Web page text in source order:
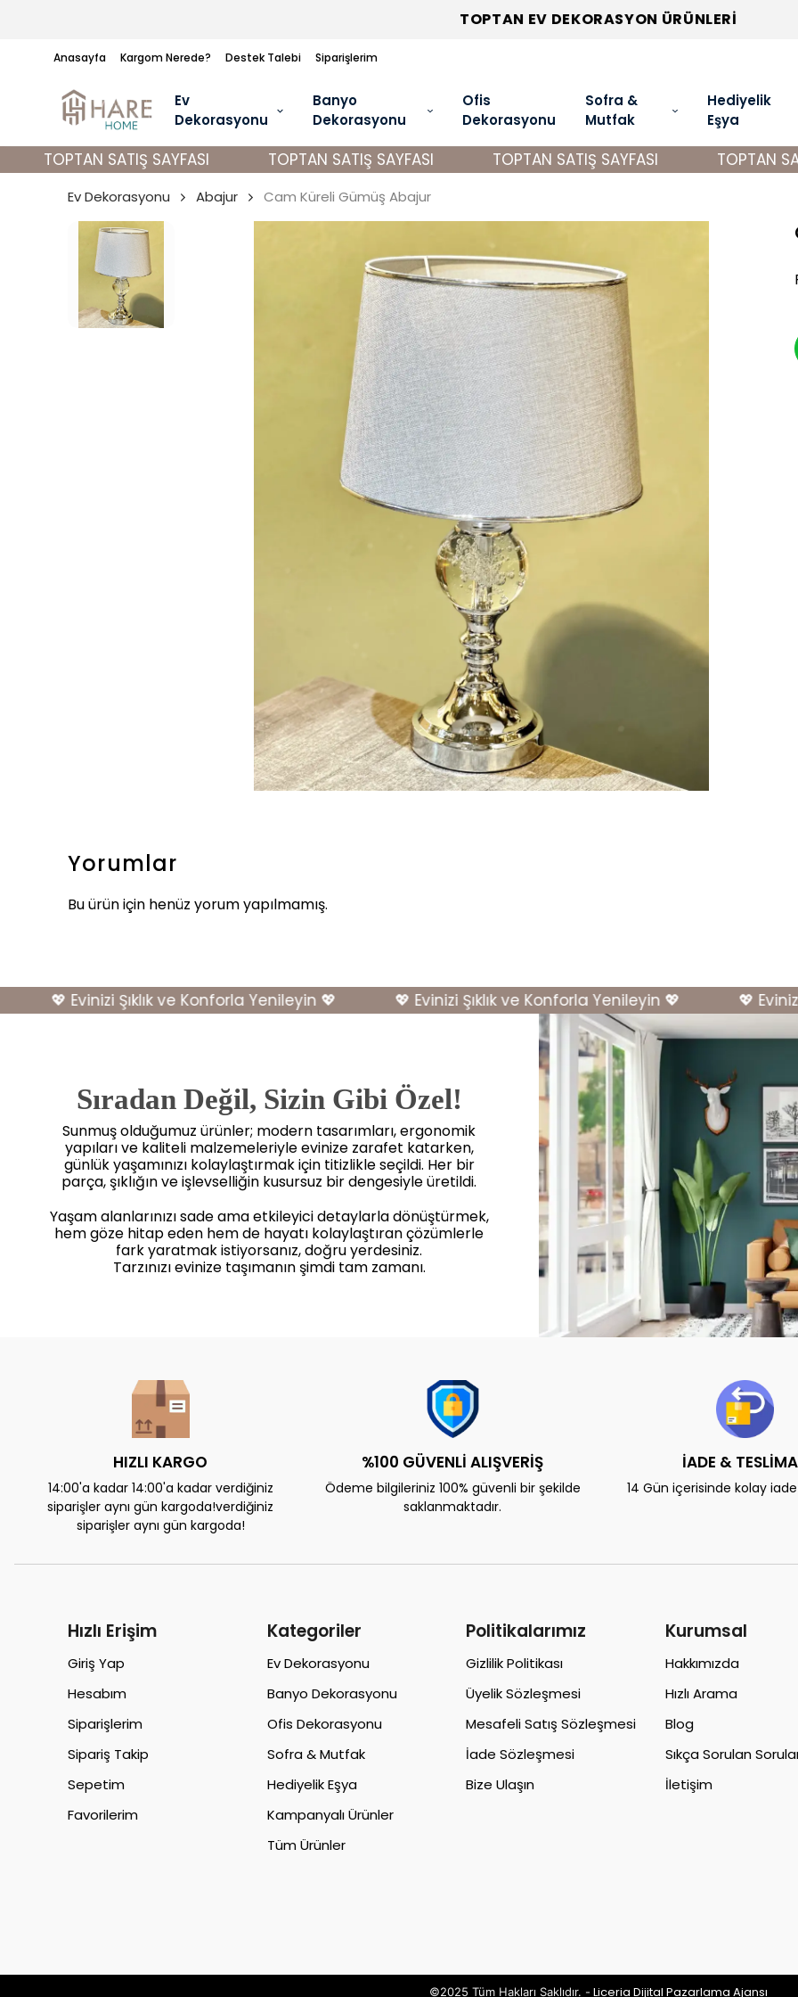
Anasayfa Kargom Nerede? Destek Talebi Siparişlerim
TOPTAN EV DEKORASYON ÜRÜNLERİ
Ev
Dekorasyonu
Banyo
Dekorasyonu
Ofis
Dekorasyonu
Sofra &
Mutfak
Hediyelik
Eşya
TOPTAN SATIŞ SAYFASI TOPTAN SATIŞ SAYFASI TOPTAN SATIŞ SAYFASI TOPTAN
Ev Dekorasyonu Abajur Cam Küreli Gümüş Abajur
Yorumlar
Bu ürün için henüz yorum yapılmamış.
💖 Evinizi Şıklık ve Konforla Yenileyin 💖 💖 Evinizi Şıklık ve Konforla Yenileyin 💖 💖 Evinizi
Sıradan Değil, Sizin Gibi Özel!
Sunmuş olduğumuz ürünler; modern tasarımları, ergonomik
yapıları ve kaliteli malzemeleriyle evinize zarafet katarken,
günlük yaşamınızı kolaylaştırmak için titizlikle seçildi. Her bir
parça, şıklığın ve işlevselliğin kusursuz bir dengesiyle üretildi.
Yaşam alanlarınızı sade ama etkileyici detaylarla dönüştürmek,
hem göze hitap eden hem de hayatı kolaylaştıran çözümlerle
fark yaratmak istiyorsanız, doğru yerdesiniz.
Tarzınızı evinize taşımanın şimdi tam zamanı.
HIZLI KARGO
14:00'a kadar 14:00'a kadar verdiğiniz
siparişler aynı gün kargoda!verdiğiniz
siparişler aynı gün kargoda!
%100 GÜVENLİ ALIŞVERİŞ
Ödeme bilgileriniz 100% güvenli bir şekilde
saklanmaktadır.
İADE &
14 Gün içerisinde kolay
Hızlı Erişim
Giriş Yap
Hesabım
Siparişlerim
Sipariş Takip
Sepetim
Favorilerim
Kategoriler
Ev Dekorasyonu
Banyo Dekorasyonu
Ofis Dekorasyonu
Sofra & Mutfak
Hediyelik Eşya
Kampanyalı Ürünler
Tüm Ürünler
Politikalarımız
Gizlilik Politikası
Üyelik Sözleşmesi
Mesafeli Satış Sözleşmesi
İade Sözleşmesi
Bize Ulaşın
Kurumsal
Hakkımızda
Hızlı Arama
Blog
Sıkça Sorulan
İletişim
©2025 Tüm Hakları Saklıdır. - Liceria Dijital Pazarlama Ajansı